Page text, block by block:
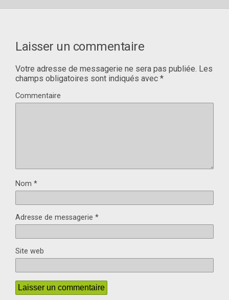
Laisser un commentaire
Votre adresse de messagerie ne sera pas publiée. Les
champs obligatoires sont indiqués avec *
Commentaire
Nom *
Adresse de messagerie *
Site web